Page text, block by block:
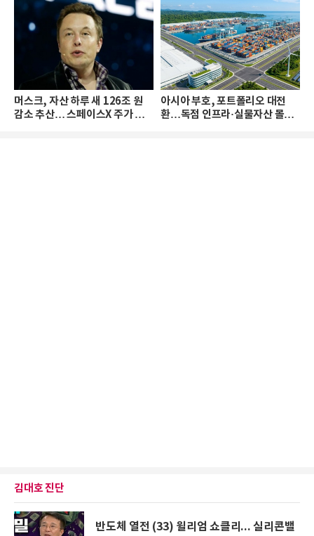
머스크, 자산 하루 새 126조 원
감소 추산… 스페이스X 주가 하
아시아 부호, 포트폴리오 대전
환…독점 인프라·실물자산 몰린
김대호 진단
반도체 열전 (33) 윌리엄 쇼클리... 실리콘밸